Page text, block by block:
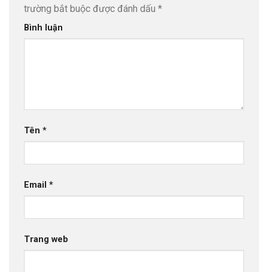
trường bắt buộc được đánh dấu *
Bình luận
Tên *
Email *
Trang web